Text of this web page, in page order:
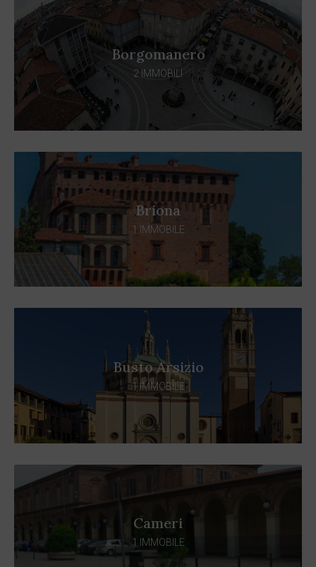
Borgomanero
2 IMMOBILI
Briona
1 IMMOBILE
Busto Arsizio
1 IMMOBILE
Cameri
1 IMMOBILE